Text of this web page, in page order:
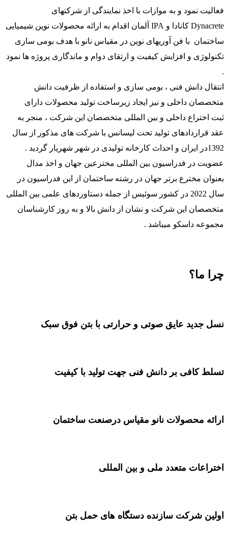
فعالیت نمود و به موازات با اخذ نمایندگی از شرکتهای
Dynacrete کانادا و IPA آلمان اقدام به ارائه محصولات نوین شیمیایی
ساختمان با فن آوریهای نوین در مقیاس نانو با هدف بومی سازی
تکنولوژی و افزایش کیفیت و ارتقای دوام و ماندگاری پروژه ها نمود
.
انتقال دانش فنی ، بومی سازی و استفاده از ظرفیت دانش
متخصصان داخلی و نیز ایجاد زیرساخت تولید محصولات دارای
ثبت اختراع داخلی و بین المللی متخصصان این شرکت ، منجر به
عقد قراردادهای تولید تحت لیسانس با شرکت های مذکور از سال
1392در ایران و احداث کارخانه تولیدی در شهر شهریار گردید .
عضویت در فدراسیون بین المللی مخترعین جهان و اخذ مدال
بعنوان مخترع برتر جهان در رشته ساختمان از این فدراسیون در
سال 2022 در کشور سوئیس از جمله دستاوردهای علمی بین المللی
متخصصان این شرکت و نشان از دانش بالا و به روز کارشناسان
مجموعه داسکو میباشد .
چرا ما؟
نسل جدید عایق صوتی و حرارتی با بتن فوق سبک
تسلط کافی بر دانش فنی جهت تولید با کیفیت
ارائه محصولات نانو مقیاس درصنعت ساختمان
اختراعات متعدد ملی و بین المللی
اولین شرکت سازنده دستگاه­ های حمل بتن